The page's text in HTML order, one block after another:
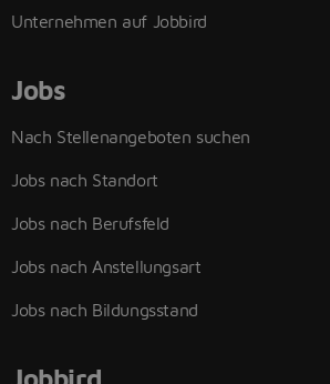
Unternehmen auf Jobbird
Jobs
Nach Stellenangeboten suchen
Jobs nach Standort
Jobs nach Berufsfeld
Jobs nach Anstellungsart
Jobs nach Bildungsstand